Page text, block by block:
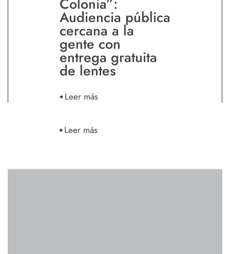
Audiencia pública
cercana a la
gente con
entrega gratuita
de lentes
Leer más
Leer más